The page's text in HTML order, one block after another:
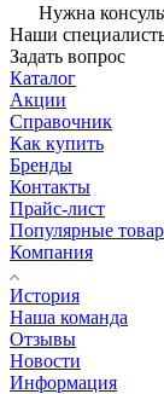
Нужна
Наши
Задать вопрос
Каталог
Акции
Справочник
Как купить
Бренды
Контакты
Прайс-лист
Популярные
Компания
История
Наша команда
Отзывы
Новости
Информация